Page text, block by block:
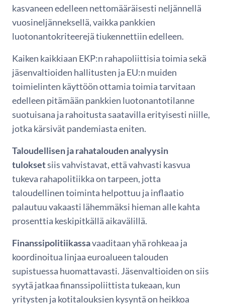
kasvaneen edelleen nettomääräisesti neljännellä
vuosineljänneksellä, vaikka pankkien
luotonantokriteerejä tiukennettiin edelleen.
Kaiken kaikkiaan EKP:n rahapoliittisia toimia sekä
jäsenvaltioiden hallitusten ja EU:n muiden
toimielinten käyttöön ottamia toimia tarvitaan
edelleen pitämään pankkien luotonantotilanne
suotuisana ja rahoitusta saatavilla erityisesti niille,
jotka kärsivät pandemiasta eniten.
Taloudellisen ja rahatalouden analyysin
tuloksetsiis vahvistavat, että vahvasti kasvua
tukeva rahapolitiikka on tarpeen, jotta
taloudellinen toiminta helpottuu ja inflaatio
palautuu vakaasti lähemmäksi hieman alle kahta
prosenttia keskipitkällä aikavälillä.
Finanssipolitiikassavaaditaan yhä rohkeaa ja
koordinoitua linjaa euroalueen talouden
supistuessa huomattavasti. Jäsenvaltioiden on siis
syytä jatkaa finanssipoliittista tukeaan, kun
yritysten ja kotitalouksien kysyntä on heikkoa